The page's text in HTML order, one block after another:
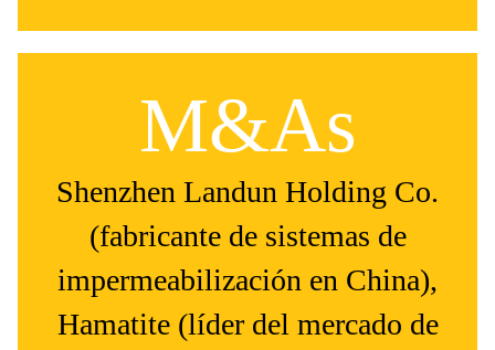
M&As
Shenzhen Landun Holding Co.
(fabricante de sistemas de
impermeabilización en China),
Hamatite (líder del mercado de